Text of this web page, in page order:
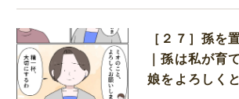
［２７］孫を
｜孫は私が育
娘をよろしく